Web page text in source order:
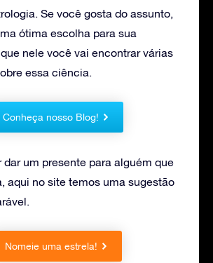
Se você gosta do assunto,
ótima escolha para sua
nele você vai encontrar várias
essa ciência.
Conheça nosso Blog!
dar um presente para alguém que
aqui no site temos uma sugestão
Nomeie uma estrela!